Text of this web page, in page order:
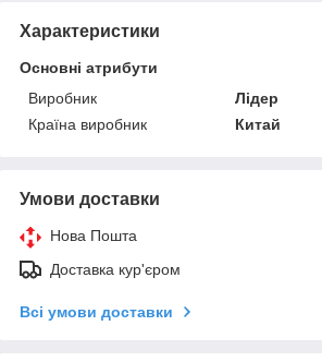
Характеристики
Основні атрибути
Виробник
Лідер
Країна виробник
Китай
Умови доставки
Нова Пошта
Доставка кур'єром
Всі умови доставки